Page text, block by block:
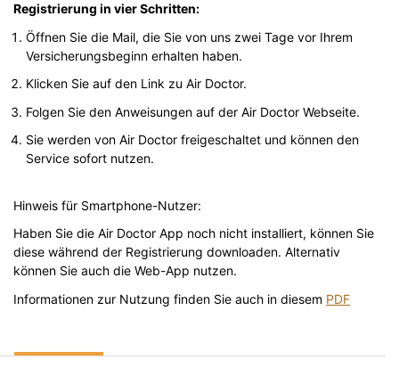
Registrierung in vier Schritten:
Öffnen Sie die Mail, die Sie von uns zwei Tage vor Ihrem
Versicherungsbeginn erhalten haben.
Klicken Sie auf den Link zu Air Doctor.
Folgen Sie den Anweisungen auf der Air Doctor Webseite.
Sie werden von Air Doctor freigeschaltet und können den
Service sofort nutzen.
Hinweis für Smartphone-Nutzer:
Haben Sie die Air Doctor App noch nicht installiert, können Sie
diese während der Registrierung downloaden. Alternativ
können Sie auch die Web-App nutzen.
Informationen zur Nutzung finden Sie auch in diesem PDF